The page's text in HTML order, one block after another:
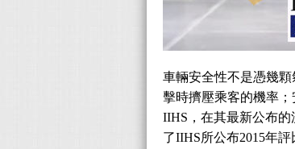
車輛安全性不是憑幾
擊時擠壓乘客的機率
IIHS，在其最新公布的
了IIHS所公布2015年